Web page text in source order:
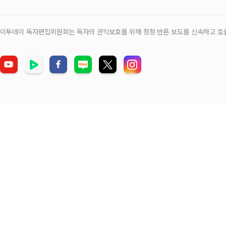
이투데이 독자편집위원회는 독자의 권익보호를 위해 정정‧반론 보도를 신속하고